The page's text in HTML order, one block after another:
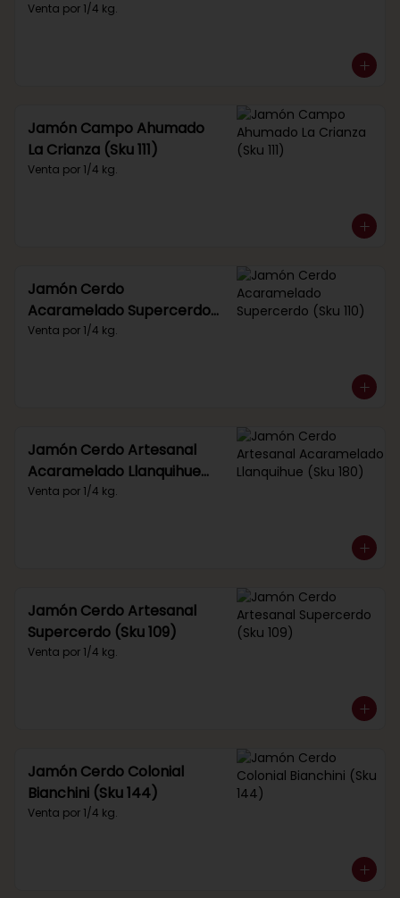
Venta por 1/4 kg.
Jamón Campo Ahumado
La Crianza (Sku 111)
Venta por 1/4 kg.
Jamón Cerdo
Acaramelado Supercerdo
(Sku 110)
Venta por 1/4 kg.
Jamón Cerdo Artesanal
Acaramelado Llanquihue
(Sku 180)
Venta por 1/4 kg.
Jamón Cerdo Artesanal
Supercerdo (Sku 109)
Venta por 1/4 kg.
Jamón Cerdo Colonial
Bianchini (Sku 144)
Venta por 1/4 kg.